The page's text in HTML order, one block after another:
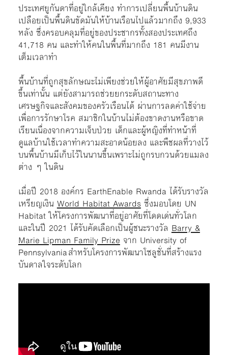
ประเทศยูกันดาที่อยู่ใกล้เคียง ทำการเปลี่ยนพื้นบ้านดิน
เปลือยเป็นพื้นดินขัดมันให้บ้านเรือนไปแล้วมากถึง 9,933
หลัง ซึ่งครอบคลุมที่อยู่ของประชากรทั้งสองประเทศถึง
41,718 คน และทำให้คนในพื้นที่มากถึง 181 คนมีงาน
เต็มเวลาทำ
พื้นบ้านที่ถูกสุขลักษณะไม่เพียงช่วยให้ผู้อาศัยมีสุขภาพดี
ขึ้นเท่านั้น แต่ยังสามารถช่วยยกระดับสถานะทาง
เศรษฐกิจและสังคมของครัวเรือนได้ ผ่านการลดค่าใช้จ่าย
เพื่อการรักษาโรค สมาชิกในบ้านไม่ต้องขาดงานหรือขาด
เรียนเนื่องจากความเจ็บป่วย เด็กและผู้หญิงที่ทำหน้าที่
ดูแลบ้านใช้เวลาทำความสะอาดน้อยลง และพืชผลที่วางไว้
บนพื้นบ้านมีเก็บไว้ในนานขึ้นเพราะไม่ถูกรบกวนด้วยแมลง
ต่าง ๆ ในดิน
เมื่อปี 2018 องค์กร EarthEnable Rwanda ได้รับรางวัล
เหรียญเงินWorld Habitat Awardsซึ่งมอบโดย UN
Habitat ให้โครงการพัฒนาที่อยู่อาศัยที่โดดเด่นทั่วโลก
และในปี 2021 ได้รับคัดเลือกเป็นผู้ชนะรางวัลBarry &
Marie Lipman Family Prizeจาก University of
Pennsylvania สำหรับโครงการพัฒนาโซลูชั่นที่สร้างแรง
บันดาลใจระดับโลก